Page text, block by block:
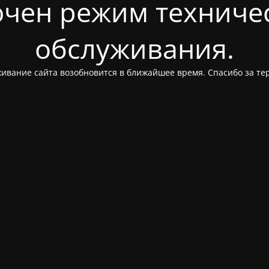
режим
обслуживания.
сайта возобновится в ближайшее время. Спасибо за